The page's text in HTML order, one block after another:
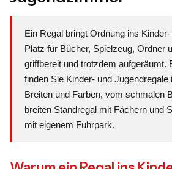
Ein Regal bringt Ordnung ins
Platz für Bücher, Spielzeug, Ordner
griffbereit und trotzdem aufgeräumt.
finden Sie Kinder- und
Breiten und Farben, vom schmalen
breiten Standregal mit Fächern und
mit eigenem Fuhrpark.